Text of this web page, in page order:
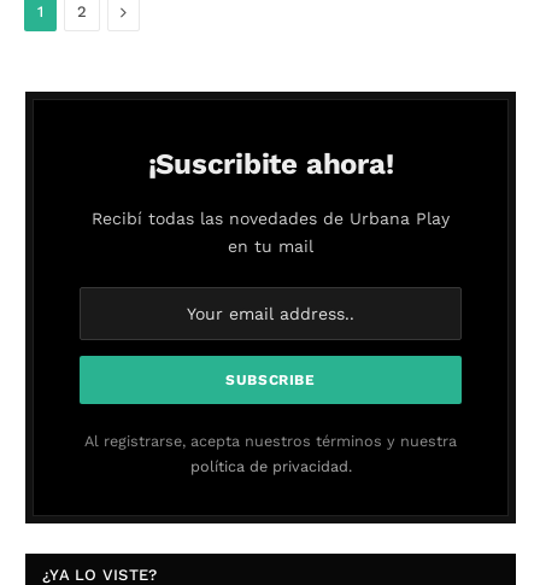
1 2 Siguiente
¡Suscribite ahora!
Recibí todas las novedades de Urbana Play
en tu mail
Al registrarse, acepta nuestros términos y nuestra
política de privacidad.
¿YA LO VISTE?